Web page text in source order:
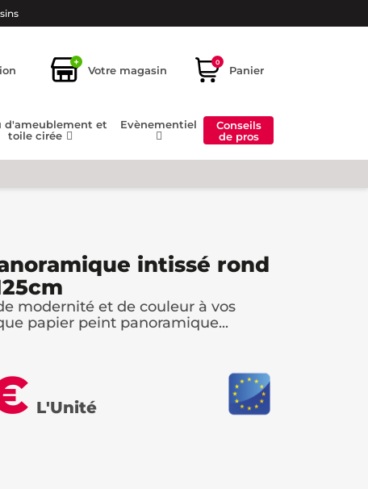
+
Votre magasin
0
Panier
d'ameublement et
toile cirée
Evènementiel
Conseils
de pros
intissé rond
modernité et de couleur à vos
papier peint panoramique...
L'Unité